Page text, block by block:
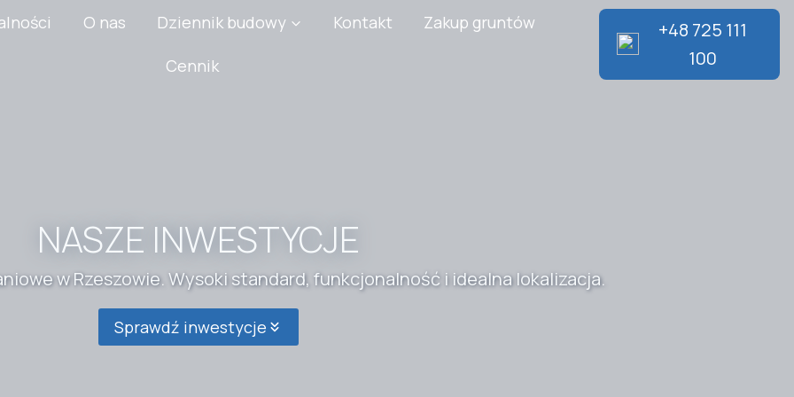
O nas Dziennik budowy Kontakt Zakup gruntów
Cennik
+48 725 111
100
NASZE INWESTYCJE
w Rzeszowie. Wysoki standard, funkcjonalność i idealna lokalizacja.
Sprawdź inwestycje